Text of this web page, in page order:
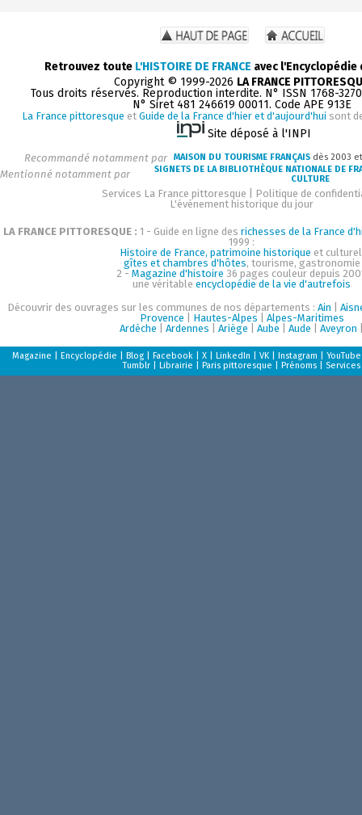
Retrouvez toute L'HISTOIRE DE FRANCE avec
Copyright © 1999-2026 LA FRANCE
Tous droits réservés. Reproduction interdite. N° ISSN 1768-
N° Siret 481 246619 00011. Code APE 913E
La France pittoresque et Guide de la France d'hier et d'aujourd'hui sont
Site déposé à l'INPI
Recommandé notamment par MAISON DU TOURISME FRANÇAIS dès 2003
Mentionné notamment par
SIGNETS DE LA BIBLIOTHÈQUE NATIONALE DE
CULTURE
Services La France pittoresque
Politique de
L'événement historique du jour
LA FRANCE PITTORESQUE : 1 - Guide en ligne des richesses de la France
1999 :
Histoire de France, patrimoine historique et
gîtes et chambres d'hôtes, tourisme, gastronomie
2 - Magazine d'histoire 36 pages couleur depuis
une véritableencyclopédie de la vie d'autrefois
Découvrir des ouvrages sur les communes de nos départements :Ain |
Provence
Hautes-Alpes
Alpes-Maritimes
Ardèche |Ardennes |Ariège |Aube |Aude |Aveyron
Magazine |Encyclopédie |Blog |Facebook |X |LinkedIn |VK |Instagram |YouTube
Tumblr |Librairie |Paris pittoresque |Prénoms Services